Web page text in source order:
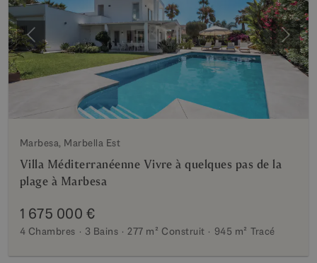
Précédent
Marbesa, Marbella Est
Villa Méditerranéenne Vivre à quelques pas de la
plage à Marbesa
1 675 000 €
4 Chambres 3 Bains 277 m² Construit 945 m² Tracé